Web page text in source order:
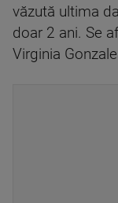
văzută ultima
doar 2 ani. Se
Virginia